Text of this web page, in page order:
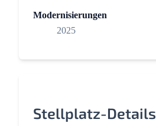
Modernisierungen
2025
Stellplatz-Details